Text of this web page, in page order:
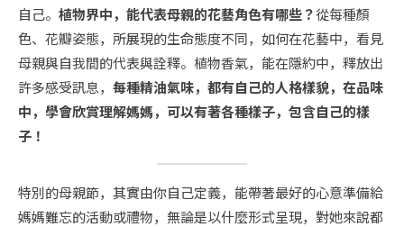
自己。 植物界中，能代表母親的花藝角色有哪些？從每種顏
色、花瓣姿態，所展現的生命態度不同，如何在花藝中，看見
母親與自我間的代表與詮釋。植物香氣，能在隱約中，釋放出
許多感受訊息， 每種精油氣味，都有自己的人格樣貌，在品味
中，學會欣賞理解媽媽，可以有著各種樣子，包含自己的樣
子！
特別的母親節，其實由你自己定義，能帶著最好的心意準備給
媽媽難忘的活動或禮物，無論是以什麼形式呈現，對她來說都